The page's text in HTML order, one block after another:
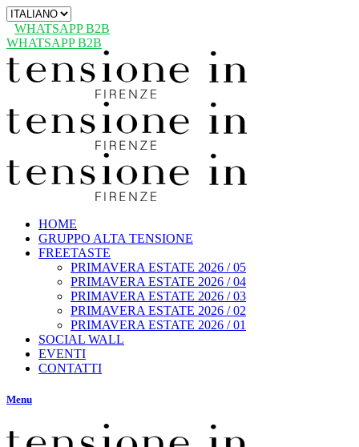
Scegli
una
lingua
WHATSAPP B2B
WHATSAPP B2B
HOME
GRUPPO ALTA TENSIONE
FREETASTE
PRIMAVERA ESTATE 2026 / 05
PRIMAVERA ESTATE 2026 / 04
PRIMAVERA ESTATE 2026 / 03
PRIMAVERA ESTATE 2026 / 02
PRIMAVERA ESTATE 2026 / 01
SOCIAL WALL
EVENTI
CONTATTI
Menu